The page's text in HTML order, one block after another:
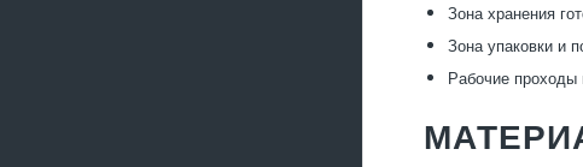
Зона хранения
Зона упаковки и
Рабочие проходы